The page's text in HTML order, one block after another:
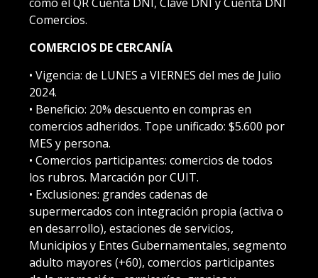
Comercios.
COMERCIOS DE CERCANÍA
• Vigencia: de LUNES a VIERNES del mes de Julio
2024.
• Beneficio: 20% descuento en compras en
comercios adheridos. Tope unificado: $5.600 por
MES y persona.
• Comercios participantes: comercios de todos
los rubros. Marcación por CUIT.
• Exclusiones: grandes cadenas de
supermercados con integración propia (activa o
en desarrollo), estaciones de servicios,
Municipios y Entes Gubernamentales, segmento
adulto mayores (+60), comercios participantes